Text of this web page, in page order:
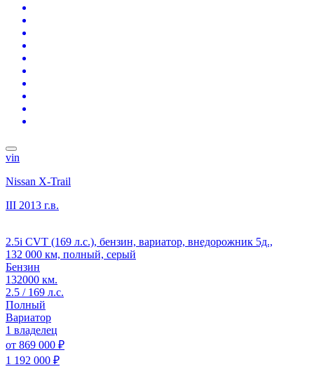
vin
Nissan X-Trail
III 2013 г.в.
2.5i CVT (169 л.с.), бензин, вариатор, внедорожник 5д.,
132 000 км, полный, серый
Бензин
132000 км.
2.5 / 169 л.с.
Полный
Вариатор
1 владелец
от 869 000 ₽
1 192 000 ₽